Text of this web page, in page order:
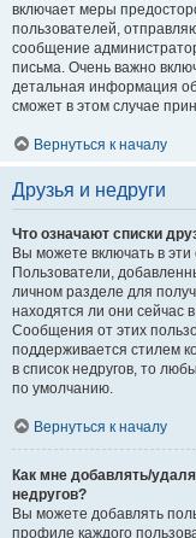
включает меры
пользователей,
сообщение
письма. Очень важно
детальная информация
сможет в этом случае
Вернуться к началу
Друзья и недруги
Что означают списки
Вы можете включать в
Пользователи,
личном разделе для
находятся ли они сейчас
Сообщения от этих
поддерживается стилем
в список недругов, то
по умолчанию.
Вернуться к началу
Как мне добавлять/
недругов?
Вы можете добавлять
профиле каждого